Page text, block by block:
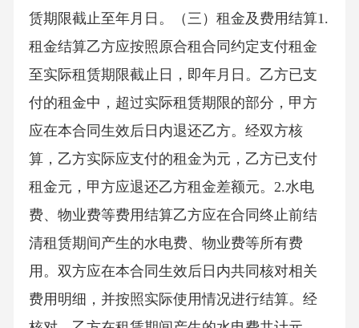
赁期限截止至年月日。（三）租金及费用结算1.
租金结算乙方应按照原合租合同约定支付租金
至实际租赁期限截止日，即年月日。乙方已支
付的租金中，超过实际租赁期限的部分，甲方
应在本合同生效后日内退还乙方。经双方核
算，乙方实际应支付的租金为元，乙方已支付
租金元，甲方应退还乙方租金差额元。2.水电
费、物业费等费用结算乙方应在合同终止前结
清租赁期间产生的水电费、物业费等所有费
用。双方应在本合同生效后日内共同核对相关
费用明细，并按照实际使用情况进行结算。经